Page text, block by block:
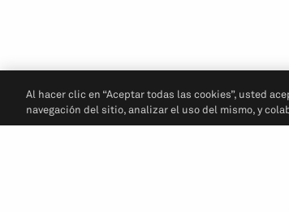
Al hacer clic en “Aceptar todas las cookies”, usted
navegación del sitio, analizar el uso del mismo, y